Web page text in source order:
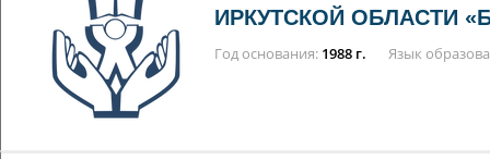
ИРКУТСКОЙ ОБЛАСТИ
Год основания 1988 г. Язык